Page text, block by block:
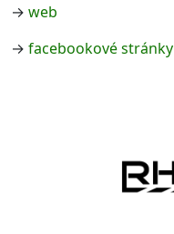
→ web
→ facebookové stránky